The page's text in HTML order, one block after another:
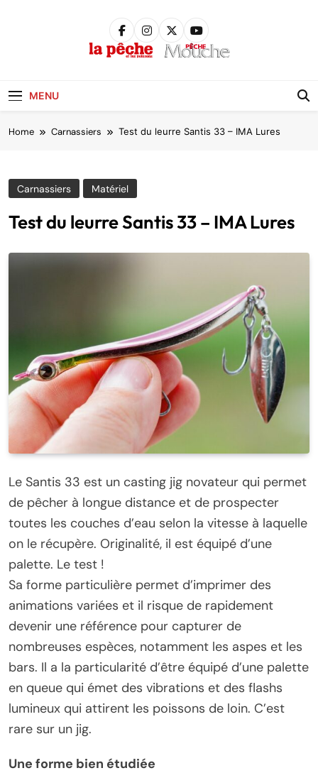
MENU
Home Carnassiers Test du leurre Santis 33 – IMA Lures
Carnassiers Matériel
Test du leurre Santis 33 – IMA Lures
Le Santis 33 est un casting jig novateur qui permet
de pêcher à longue distance et de prospecter
toutes les couches d’eau selon la vitesse à laquelle
on le récupère. Originalité, il est équipé d’une
palette. Le test !
Sa forme particulière permet d’imprimer des
animations variées et il risque de rapidement
devenir une référence pour capturer de
nombreuses espèces, notamment les aspes et les
bars. Il a la particularité d’être équipé d’une palette
en queue qui émet des vibrations et des flashs
lumineux qui attirent les poissons de loin. C’est
rare sur un jig.
Une forme bien étudiée